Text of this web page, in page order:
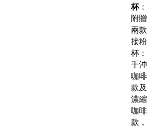
杯：
附贈
兩款
接粉
杯：
手沖
咖啡
款及
濃縮
咖啡
款，